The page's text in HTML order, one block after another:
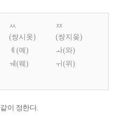
ㅆ
(쌍시옷)
ㅉ
(쌍지읒)
ㅖ(예)
ㅘ(와)
ㅞ(웨)
ㅟ(위)
이 정한다.